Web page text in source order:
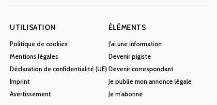
UTILISATION
Politique de cookies
Mentions légales
Déclaration de confidentialité (UE)
Imprint
Avertissement
ÉLÉMENTS
J’ai une information
Devenir pigiste
Devenir correspondant
Je publie mon annonce légale
Je m’abonne